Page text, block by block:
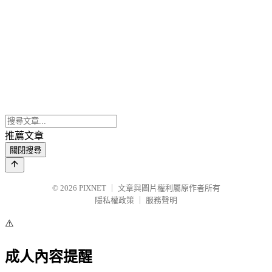
推薦文章
關閉搜尋
© 2026 PIXNET
文章與圖片權利屬原作者所有
隱私權政策
服務聲明
⚠️
成人內容提醒